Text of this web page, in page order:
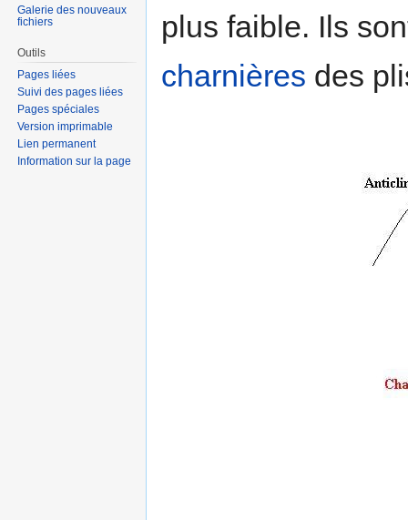
plus faible. Ils
charnières des
Galerie des nouveaux
fichiers
Outils
Pages liées
Suivi des pages liées
Pages spéciales
Version imprimable
Lien permanent
Information sur la page